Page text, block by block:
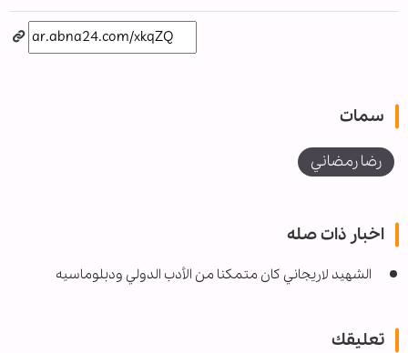
سمات
رضا رمضاني
اخبار ذات صله
الشهيد لاريجاني كان متمكنا من الأدب الدولي ودبلوماسيه
تعليقك